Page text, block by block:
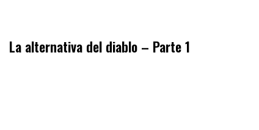
La alternativa del diablo – Parte 1